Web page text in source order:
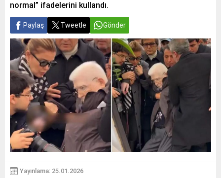
normal” ifadelerini kullandı.
Paylaş Tweetle Gönder
Yayınlama: 25.01.2026